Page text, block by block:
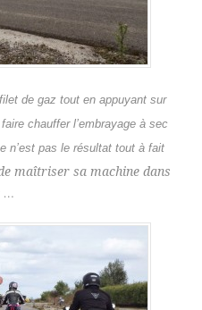
de gaz tout en appuyant sur
chauffer l’embrayage à sec
n’est pas le résultat tout à fait
maîtriser sa machine dans
…